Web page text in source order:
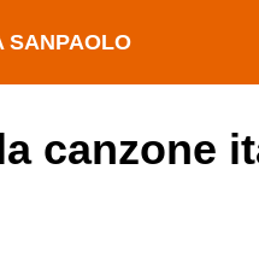
SANPAOLO
canzone